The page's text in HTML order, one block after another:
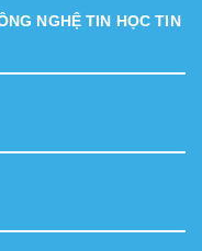
NGHỆ TIN HỌC TIN